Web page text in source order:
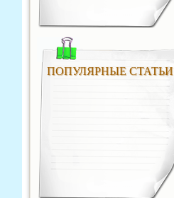
ПОПУЛЯРНЫЕ СТАТЬИ